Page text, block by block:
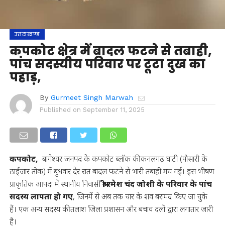
उत्तराखण्ड
कपकोट क्षेत्र में बादल फटने से तबाही,
पांच सदस्यीय परिवार पर टूटा दुख का
पहाड़,
By Gurmeet Singh Marwah
Published on September 11, 2025
कपकोट, बागेश्वर जनपद के कपकोट ब्लॉक की कनलगढ़ घाटी (पौसारी के
ठाईजार तोक) में बुधवार देर रात बादल फटने से भारी तबाही मच गई। इस भीषण
प्राकृतिक आपदा में स्थानीय निवासीश्री रमेश चंद जोशी के परिवार के पांच
सदस्य लापता हो गए, जिनमें से अब तक चार के शव बरामद किए जा चुके
हैं। एक अन्य सदस्य की तलाश जिला प्रशासन और बचाव दलों द्वारा लगातार जारी
है।